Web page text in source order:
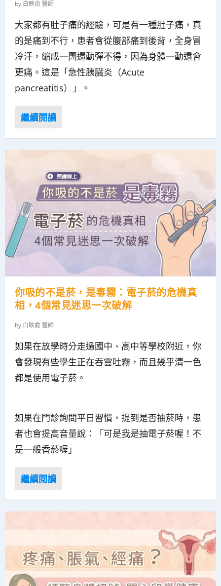
by 白映俞 醫師
大家都有肚子痛的經驗，可是有一種肚子痛，真
的是痛到不行，患者會從腹部痛到後背，全身冒
冷汗，縮成一團還動彈不得，因為身體一動還會
更痛。這是「急性胰臟炎（Acute
pancreatitis）」。
你吸的不是菸，是毒霧：電子菸的危機真
相，4個常見迷思一次破解
by 白映俞 醫師
如果在放學時分走過國中、高中等學校附近，你
會發現有些學生正在吞雲吐霧，而且幾乎清一色
都是使用電子菸。
如果在門診詢問平日習慣，提到是否抽菸時，患
者也會提高音量說：「可是我是抽電子菸喔！不
是一般香菸喔」